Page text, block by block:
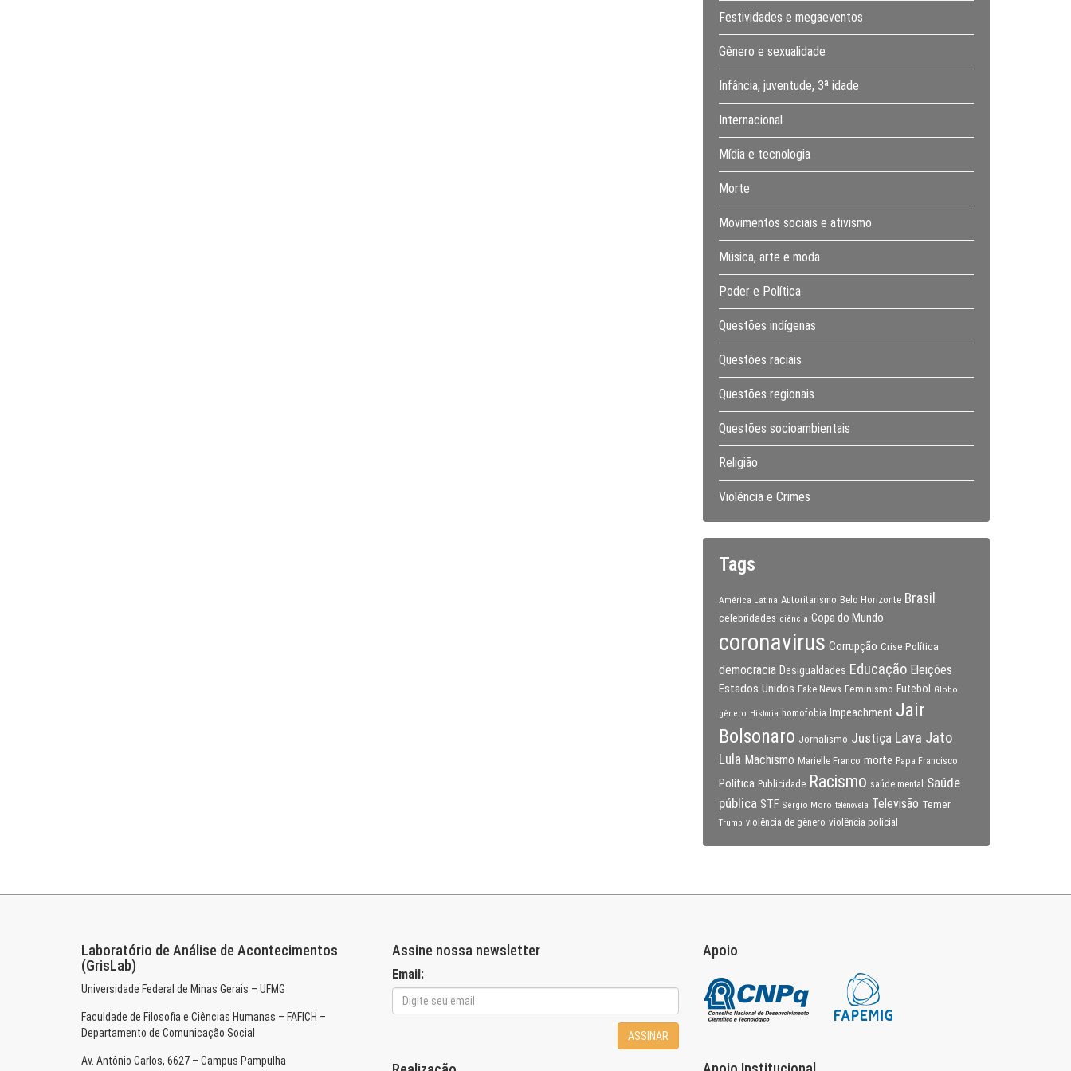
Festividades e megaeventos
Gênero e sexualidade
Infância, juventude, 3ª idade
Internacional
Mídia e tecnologia
Morte
Movimentos sociais e ativismo
Música, arte e moda
Poder e Política
Questões indígenas
Questões raciais
Questões regionais
Questões socioambientais
Religião
Violência e Crimes
Tags
América Latina Autoritarismo Belo Horizonte Brasil
celebridades ciência Copa do Mundo
coronavirus Corrupção Crise Política
democracia Desigualdades Educação Eleições
Estados Unidos Fake News Feminismo Futebol Globo
gênero História homofobia Impeachment Jair
Bolsonaro Jornalismo Justiça Lava Jato
Lula Machismo Marielle Franco morte Papa Francisco
Política Publicidade Racismo saúde mental
Saúde
pública STF Sérgio Moro telenovela Televisão Temer
Trump violência de gênero violência policial
Laboratório de Análise de Acontecimentos
(GrisLab)
Universidade Federal de Minas Gerais – UFMG
Faculdade de Filosofia e Ciências Humanas – FAFICH –
Departamento de Comunicação Social
Av. Antônio Carlos, 6627 – Campus Pampulha
Assine nossa newsletter
Email:
ASSINAR
Apoio